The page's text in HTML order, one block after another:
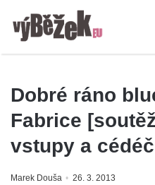
Dobré ráno
Fabrice
vstupy a
Marek Douša 26. 3. 2013